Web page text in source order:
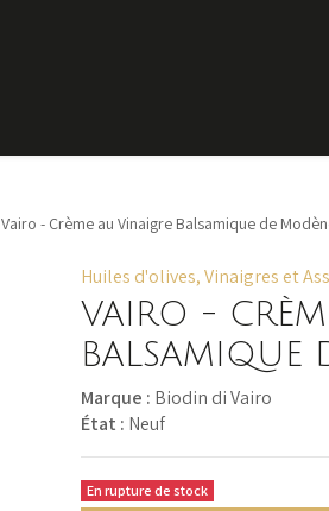
Vairo - Crème au Vinaigre Balsamique de
Huiles d'olives, Vinaigres et
VAIRO -
BALSAMIQUE
Marque : Biodin di Vairo
État : Neuf
En rupture de stock